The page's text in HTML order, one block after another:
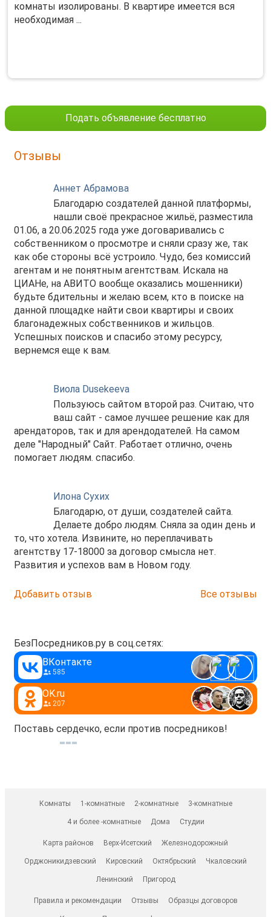
комнаты изолированы. В квартире имеется вся
необходимая ...
Подать объявление бесплатно
Отзывы
Аннет Абрамова
Благодарю создателей данной платформы,
нашли своё прекрасное жильё, разместила
01.06, а 20.06.2025 года уже договаривались с
собственником о просмотре и сняли сразу же, так
как обе стороны всё устроило. Чудо, без комиссий
агентам и не понятным агентствам. Искала на
ЦИАНе, на АВИТО вообще оказались мошенники)
будьте бдительны и желаю всем, кто в поиске на
данной площадке найти свои квартиры и своих
благонадежных собственников и жильцов.
Успешных поисков и спасибо этому ресурсу,
вернемся еще к вам.
Виола Dusekeeva
Пользуюсь сайтом второй раз. Считаю, что
ваш сайт - самое лучшее решение как для
арендаторов, так и для арендодателей. На самом
деле "Народный" Сайт. Работает отлично, очень
помогает людям. спасибо.
Илона Сухих
Благодарю, от души, создателей сайта.
Делаете добро людям. Сняла за один день и
то, что хотела. Извините, но переплачивать
агентству 17-18000 за договор смысла нет.
Развития и успехов вам в Новом году.
Добавить отзыв Все отзывы
БезПосредников.ру в соц.сетях:
ВКонтакте
585
OK.ru
207
Поставь сердечко, если против посредников!
Комнаты 1-комнатные 2-комнатные 3-комнатные
4 и более -комнатные Дома Студии
Карта районов Верх-Исетский Железнодорожный
Орджоникидзевский Кировский Октябрьский Чкаловский
Ленинский Пригород
Правила и рекомендации Отзывы Образцы договоров